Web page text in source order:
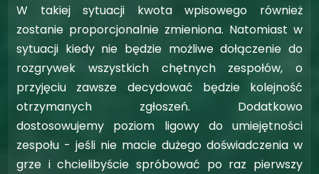
W takiej sytuacji kwota wpisowego również
zostanie proporcjonalnie zmieniona. Natomiast w
sytuacji kiedy nie będzie możliwe dołączenie do
rozgrywek wszystkich chętnych zespołów, o
przyjęciu zawsze decydować będzie kolejność
otrzymanych zgłoszeń. Dodatkowo
dostosowujemy poziom ligowy do umiejętności
zespołu - jeśli nie macie dużego doświadczenia w
grze i chcielibyście spróbować po raz pierwszy